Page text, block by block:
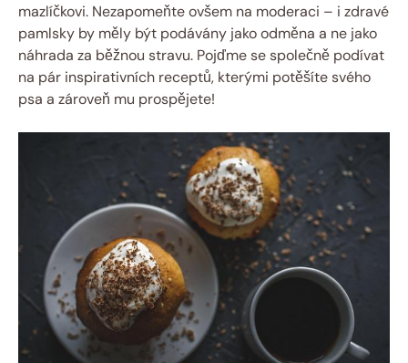
mazlíčkovi. Nezapomeňte ovšem na moderaci – i zdravé
pamlsky by měly být podávány jako odměna a ne jako
náhrada za běžnou stravu. Pojďme se společně podívat
na pár inspirativních receptů, kterými potěšíte svého
psa a zároveň mu prospějete!